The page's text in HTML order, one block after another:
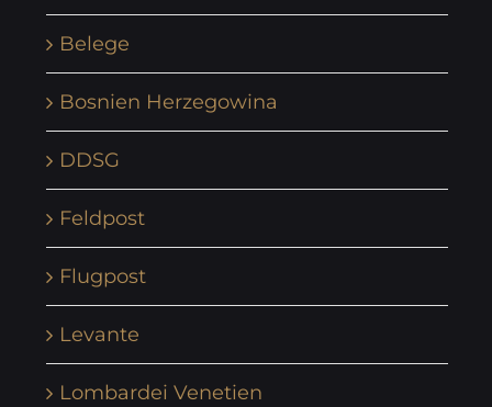
Belege
Bosnien Herzegowina
DDSG
Feldpost
Flugpost
Levante
Lombardei Venetien